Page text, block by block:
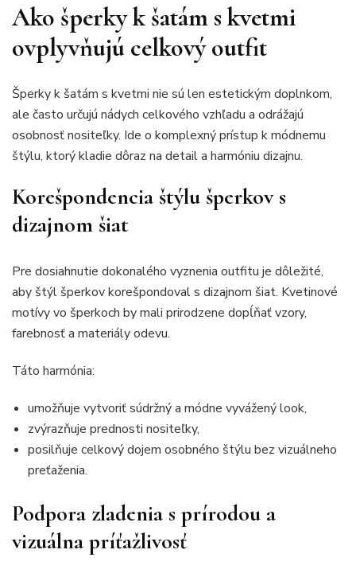
Ako šperky k šatám s kvetmi
ovplyvňujú celkový outfit
Šperky k šatám s kvetmi nie sú len estetickým doplnkom,
ale často určujú nádych celkového vzhľadu a odrážajú
osobnosť nositeľky. Ide o komplexný prístup k módnemu
štýlu, ktorý kladie dôraz na detail a harmóniu dizajnu.
Korešpondencia štýlu šperkov s
dizajnom šiat
Pre dosiahnutie dokonalého vyznenia outfitu je dôležité,
aby štýl šperkov korešpondoval s dizajnom šiat. Kvetinové
motívy vo šperkoch by mali prirodzene dopĺňať vzory,
farebnosť a materiály odevu.
Táto harmónia:
umožňuje vytvoriť súdržný a módne vyvážený look,
zvýrazňuje prednosti nositeľky,
posilňuje celkový dojem osobného štýlu bez vizuálneho
preťaženia.
Podpora zladenia s prírodou a
vizuálna príťažlivosť